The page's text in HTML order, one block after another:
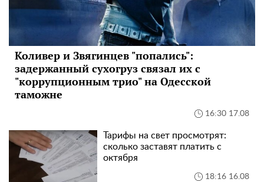
Коливер и Звягинцев "попались":
задержанный сухогруз связал их с
"коррупционным трио" на Одесской
таможне
16:30 17.08
Тарифы на свет просмотрят:
сколько заставят платить с
октября
18:16 16.08